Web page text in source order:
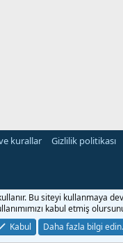
kurallar Gizlilik politikası
Bu siteyi kullanmaya
kabul etmiş
Kabul
Daha fazla bilgi